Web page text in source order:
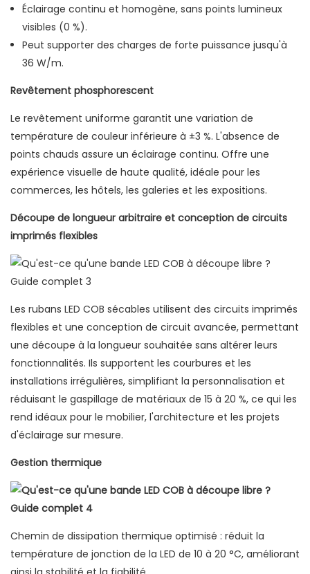
Éclairage continu et homogène, sans points lumineux
visibles (0 %).
Peut supporter des charges de forte puissance jusqu'à
36 W/m.
Revêtement phosphorescent
Le revêtement uniforme garantit une variation de
température de couleur inférieure à ±3 %. L'absence de
points chauds assure un éclairage continu. Offre une
expérience visuelle de haute qualité, idéale pour les
commerces, les hôtels, les galeries et les expositions.
Découpe de longueur arbitraire et conception de circuits
imprimés flexibles
Les rubans LED COB sécables utilisent des circuits imprimés
flexibles et une conception de circuit avancée, permettant
une découpe à la longueur souhaitée sans altérer leurs
fonctionnalités. Ils supportent les courbures et les
installations irrégulières, simplifiant la personnalisation et
réduisant le gaspillage de matériaux de 15 à 20 %, ce qui les
rend idéaux pour le mobilier, l'architecture et les projets
d'éclairage sur mesure.
Gestion thermique
Chemin de dissipation thermique optimisé : réduit la
température de jonction de la LED de 10 à 20 °C, améliorant